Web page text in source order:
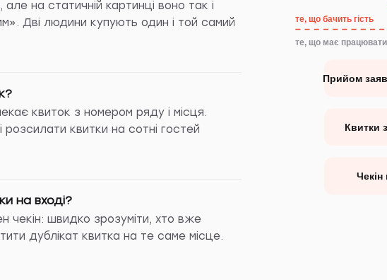
але на статичній картинці воно так і
Дві людини купують один і той самий
квиток з номером ряду і місця.
квитки на сотні гостей
на вході?
чекін: швидко зрозуміти, хто вже
дублікат квитка на те саме місце.
те, що бачить гість
те, що має працювати
Прийом
Квитки
Чекін